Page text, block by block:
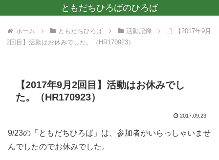
ともだちひろばのひろば
ホーム ともだちひろば 活動記録
【2017年9月
2回目】活動はお休みでした。（HR170923）
【2017年9月2回目】活動はお休みでし
た。（HR170923）
2017.09.23
9/23の「ともだちひろば」は、参加者がいらっしゃいませ
んでしたのでお休みでした。